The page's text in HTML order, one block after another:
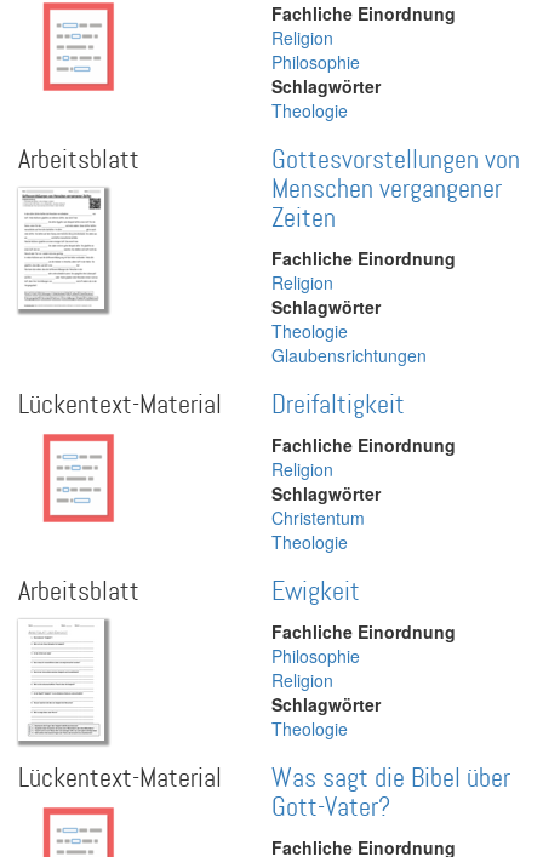
Fachliche Einordnung
Religion
Philosophie
Schlagwörter
Theologie
Arbeitsblatt
Gottesvorstellungen von
Menschen vergangener
Zeiten
Fachliche Einordnung
Religion
Schlagwörter
Theologie
Glaubensrichtungen
Lückentext-Material Dreifaltigkeit
Fachliche Einordnung
Religion
Schlagwörter
Christentum
Theologie
Arbeitsblatt Ewigkeit
Fachliche Einordnung
Philosophie
Religion
Schlagwörter
Theologie
Lückentext-Material
Was sagt die Bibel über
Gott-Vater?
Fachliche Einordnung